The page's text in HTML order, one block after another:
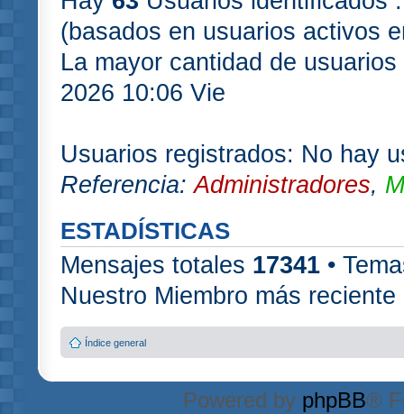
(basados en usuarios activos
La mayor cantidad de
2026 10:06 Vie
Usuarios registrados: No hay
Referencia:Administradores,
ESTADÍSTICAS
Mensajes totales 17341 •
Nuestro Miembro más
Índice general
Powered by phpBB®